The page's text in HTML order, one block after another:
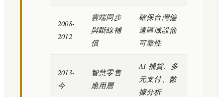
2008-
2012
雲端同步
與斷線補
償
確保台灣偏
遠區域設備
可靠性
2013-
今
智慧零售
應用層
AI 補貨、多
元支付、數
據分析